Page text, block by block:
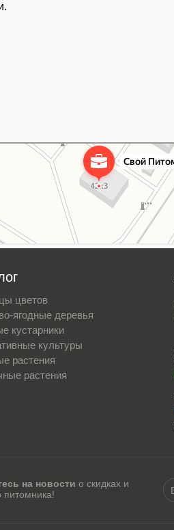
цветов
ягодные деревья
кустарники
культуры
растения
растения
на новости о скидках и
питомника!